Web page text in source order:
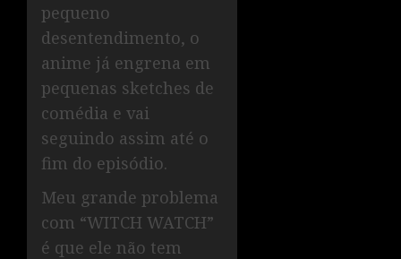
pequeno
desentendimento, o
anime já engrena em
pequenas sketches de
comédia e vai
seguindo assim até o
fim do episódio.
Meu grande problema
com “WITCH WATCH”
é que ele não tem